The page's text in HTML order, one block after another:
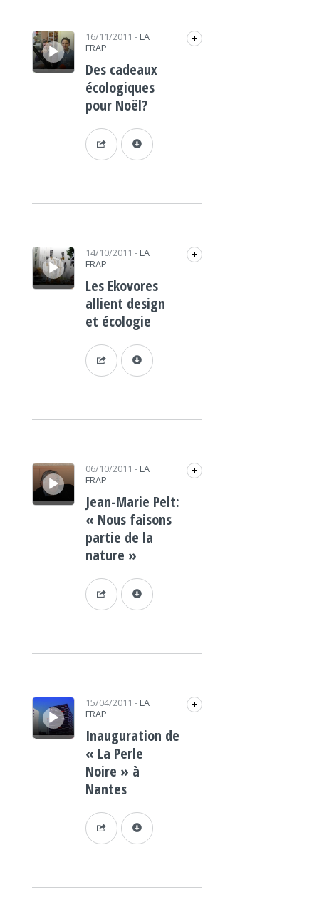
Lecteur audio 16/11/2011 - LA
FRAP
+
Des cadeaux
écologiques
pour Noël?
Lecteur audio 14/10/2011 - LA
FRAP
+
Les Ekovores
allient design
et écologie
Lecteur audio 06/10/2011 - LA
FRAP
+
Jean-Marie Pelt:
« Nous faisons
partie de la
nature »
Lecteur audio 15/04/2011 - LA
FRAP
+
Inauguration de
« La Perle
Noire » à
Nantes